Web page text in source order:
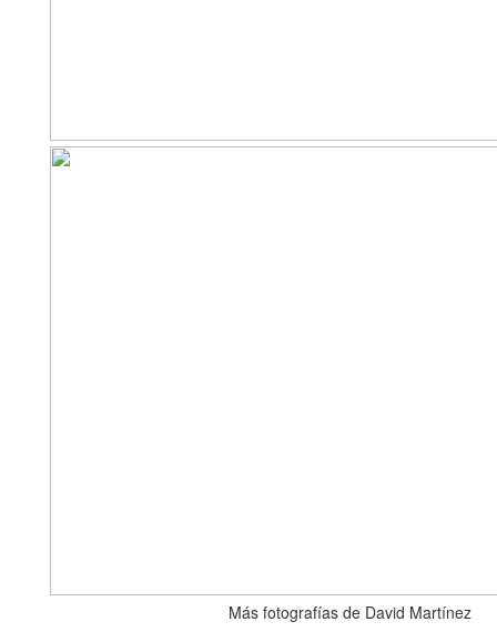
Más fotografías de David Martínez